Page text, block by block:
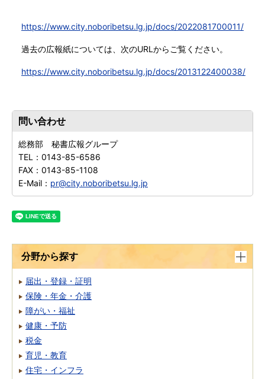
https://www.city.noboribetsu.lg.jp/docs/2022081700011/
過去の広報紙については、次のURLからご覧ください。
https://www.city.noboribetsu.lg.jp/docs/2013122400038/
問い合わせ
総務部 秘書広報グループ
TEL： 0143-85-6586
FAX： 0143-85-1108
E-Mail： pr@city.noboribetsu.lg.jp
分野から探す
届出・登録・証明
保険・年金・介護
障がい・福祉
健康・予防
税金
育児・教育
住宅・インフラ